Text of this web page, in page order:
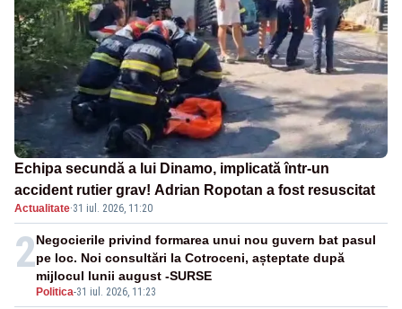
Echipa secundă a lui Dinamo, implicată într-un
accident rutier grav! Adrian Ropotan a fost resuscitat
Actualitate·31 iul. 2026, 11:20
2
Politica-31 iul. 2026, 11:23
Negocierile privind formarea unui nou guvern bat pasul
pe loc. Noi consultări la Cotroceni, așteptate după
mijlocul lunii august -SURSE